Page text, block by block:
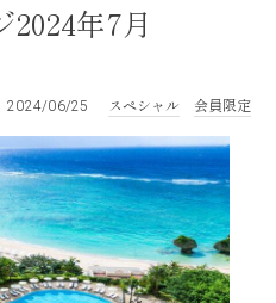
年7月
2024/06/25 スペシャル 会員限定